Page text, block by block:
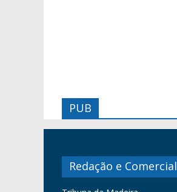
PUB
Redação e Comercial